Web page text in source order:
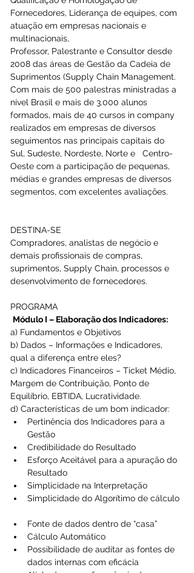
Fornecedores, Liderança de equipes, com
atuação em empresas nacionais e
multinacionais,
Professor, Palestrante e Consultor desde
2008 das áreas de Gestão da Cadeia de
Suprimentos (Supply Chain Management.
Com mais de 500 palestras ministradas a
nível Brasil e mais de 3.000 alunos
formados, mais de 40 cursos in company
realizados em empresas de diversos
seguimentos nas principais capitais do
Sul, Sudeste, Nordeste, Norte e   Centro-
Oeste com a participação de pequenas,
médias e grandes empresas de diversos
segmentos, com excelentes avaliações.
DESTINA-SE
Compradores, analistas de negócio e
demais profissionais de compras,
suprimentos, Supply Chain, processos e
desenvolvimento de fornecedores.
PROGRAMA
Módulo I – Elaboração dos Indicadores:
a) Fundamentos e Objetivos
b) Dados – Informações e Indicadores,
qual a diferença entre eles?
c) Indicadores Financeiros – Ticket Médio,
Margem de Contribuição, Ponto de
Equilíbrio, EBTIDA, Lucratividade.
d) Características de um bom indicador:
Pertinência dos Indicadores para a
Gestão
Credibilidade do Resultado
Esforço Aceitável para a apuração do
Resultado
Simplicidade na Interpretação
Simplicidade do Algorítimo de cálculo
Fonte de dados dentro de “casa”
Cálculo Automático
Possibilidade de auditar as fontes de
dados internas com eficácia